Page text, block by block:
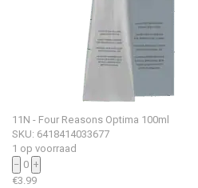
11N - Four Reasons Optima 100ml
SKU: 6418414033677
1 op voorraad
− 0 +
€3.99